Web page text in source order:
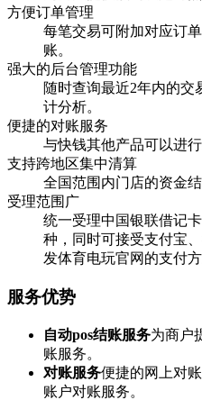
方便订单管理
每笔交易可附加对应订
账。
强大的后台管理功能
随时查询最近2年内的
计分析。
便捷的对账服务
与快钱其他产品可以进
支持跨地区集中清算
全国范围内门店的资金
受理范围广
统一受理中国银联借记
种，同时可接受支付宝
发体育电玩官网的支付方
服务优势
自动pos结账服务为商户
账服务。
对账服务便捷的网上对
账户对账服务。